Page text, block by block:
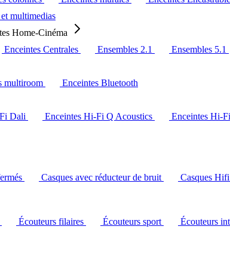
multimedias
Home-Cinéma
Enceintes Centrales Ensembles 2.1 Ensembles 5.1
multiroom
Enceintes Bluetooth
Dali Enceintes Hi-Fi Q Acoustics Enceintes Hi-
Casques avec réducteur de bruit Casques
Écouteurs filaires Écouteurs sport Écouteurs